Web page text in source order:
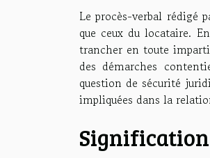
Le procès-verbal rédigé
que ceux du locataire.
trancher en toute
des démarches
question de sécurité
impliquées dans la
Signification